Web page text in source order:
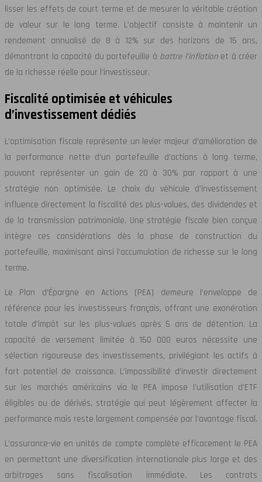
lisser les effets de court terme et de mesurer la véritable création
de valeur sur le long terme. L’objectif consiste à maintenir un
rendement annualisé de 8 à 12% sur des horizons de 15 ans,
démontrant la capacité du portefeuille à battre l’inflationet à créer
de la richesse réelle pour l’investisseur.
Fiscalité optimisée et véhicules
d’investissement dédiés
L’optimisation fiscale représente un levier majeur d’amélioration de
la performance nette d’un portefeuille d’actions à long terme,
pouvant représenter un gain de 20 à 30% par rapport à une
stratégie non optimisée. Le choix du véhicule d’investissement
influence directement la fiscalité des plus-values, des dividendes et
de la transmission patrimoniale. Une stratégie fiscale bien conçue
intègre ces considérations dès la phase de construction du
portefeuille, maximisant ainsi l’accumulation de richesse sur le long
terme.
Le Plan d’Épargne en Actions (PEA) demeure l’enveloppe de
référence pour les investisseurs français, offrant une exonération
totale d’impôt sur les plus-values après 5 ans de détention. La
capacité de versement limitée à 150 000 euros nécessite une
sélection rigoureuse des investissements, privilégiant les actifs à
fort potentiel de croissance. L’impossibilité d’investir directement
sur les marchés américains via le PEA impose l’utilisation d’ETF
éligibles ou de dérivés, stratégie qui peut légèrement affecter la
performance mais reste largement compensée par l’avantage fiscal.
L’assurance-vie en unités de compte complète efficacement le PEA
en permettant une diversification internationale plus large et des
arbitrages sans fiscalisation immédiate. Les contrats